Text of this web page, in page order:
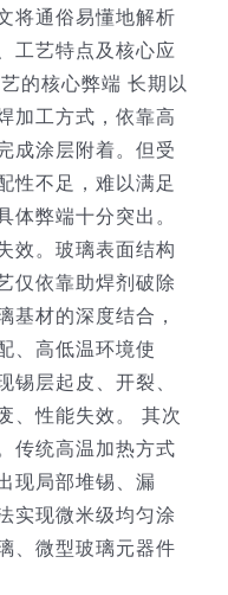
将通俗易懂地解析
工艺特点及核心应
的核心弊端 长期以
加工方式，依靠高
成涂层附着。但受
性不足，难以满足
弊端十分突出。
效。玻璃表面结构
仅依靠助焊剂破除
基材的深度结合，
、高低温环境使
层起皮、开裂、
、性能失效。 其次
传统高温加热方式
现局部堆锡、漏
实现微米级均匀涂
、微型玻璃元器件